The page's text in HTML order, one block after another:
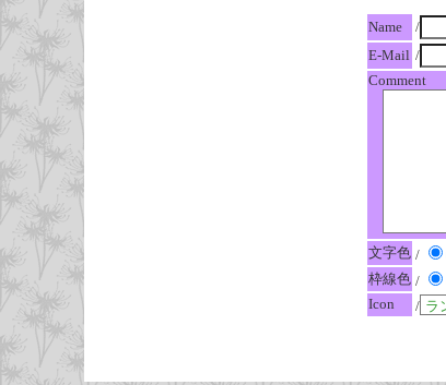
Name
/
E-Mail /
Comment
文字色 /
枠線色 /
Icon
/